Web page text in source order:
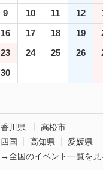
9 10 11 12
16 17 18 19
23 24 25 26
30
香川県
高松市
四国
高知県 愛媛県
→全国のイベント一覧を見